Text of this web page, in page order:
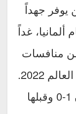
يوفر جهداً
غداً
منافسات
2022.
وفازت كوستاريكا على اليابان 1-0 وقبلها